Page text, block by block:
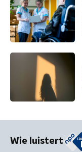
Wie luistert